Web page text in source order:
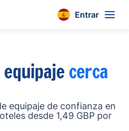
Entrar
cerca
equipaje de confianza en
desde 1,49 GBP por